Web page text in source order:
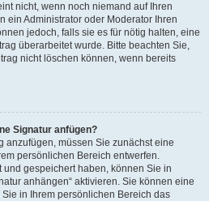
nicht, wenn noch niemand auf Ihren
ein Administrator oder Moderator Ihren
jedoch, falls sie es für nötig halten, eine
überarbeitet wurde. Bitte beachten Sie,
nicht löschen können, wenn bereits
Signatur anfügen?
anzufügen, müssen Sie zunächst eine
persönlichen Bereich entwerfen.
gespeichert haben, können Sie in
anhängen“ aktivieren. Sie können eine
in Ihrem persönlichen Bereich das